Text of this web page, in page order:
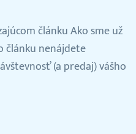
článku Ako sme už
článku nenájdete
(a predaj) vášho